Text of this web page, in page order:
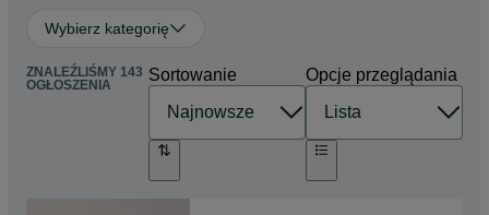
Wybierz kategorię
ZNALEŹLIŚMY 143
OGŁOSZENIA
Sortowanie Opcje przeglądania